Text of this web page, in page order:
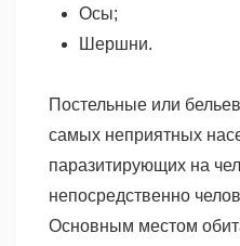
Осы;
Шершни.
Постельные или
самых неприятных
паразитирующих на
непосредственно
Основным местом